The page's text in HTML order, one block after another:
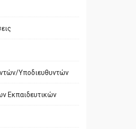
Υποδιευθυντών
Εκπαιδευτικών